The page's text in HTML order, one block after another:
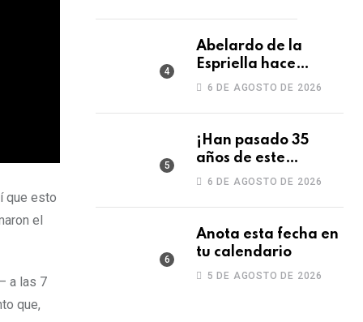
que esto
el
a las 7
que,
Abelardo de la
Espriella hace
historia Este 7 de
Presidencia con una
posesión
6 DE AGOSTO DE 2026
¡Han pasado 35
años de este
momento
6 DE AGOSTO DE 2026
Anota esta fecha en
tu calendario
5 DE AGOSTO DE 2026